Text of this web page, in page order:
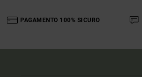
PAGAMENTO 100% SICURO